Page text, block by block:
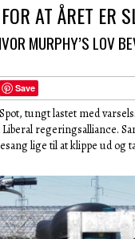
AT ÅRET ER
MURPHY’S LOV
Save
tungt lastet med
regeringsalliance.
lige til at klippe ud og